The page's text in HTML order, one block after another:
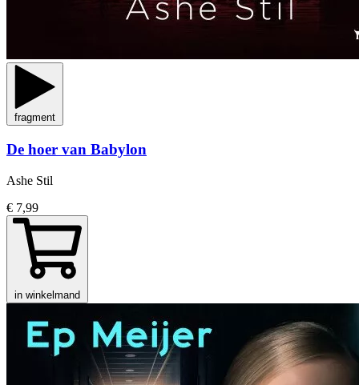
fragment
De hoer van Babylon
Ashe Stil
€ 7,99
in winkelmand